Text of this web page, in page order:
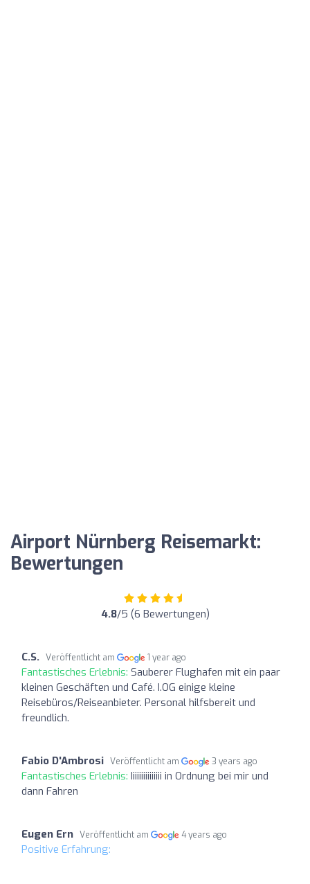
Airport Nürnberg Reisemarkt:
Bewertungen
4.8/5 (6 Bewertungen)
C.S. Veröffentlicht am 1 year ago
Fantastisches Erlebnis: Sauberer Flughafen mit ein paar
kleinen Geschäften und Café. I.OG einige kleine
Reisebüros/Reiseanbieter. Personal hilfsbereit und
freundlich.
Fabio D'Ambrosi Veröffentlicht am 3 years ago
Fantastisches Erlebnis: Iiiiiiiiiiiiiii in Ordnung bei mir und
dann Fahren
Eugen Ern Veröffentlicht am 4 years ago
Positive Erfahrung: